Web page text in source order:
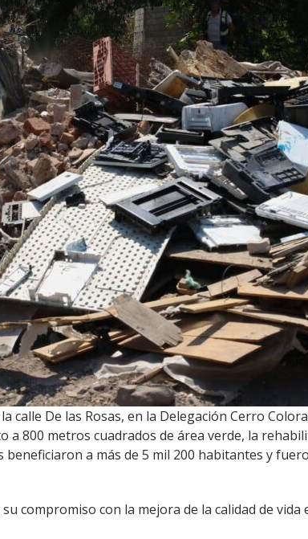
calle De las Rosas, en la Delegación Cerro
800 metros cuadrados de área verde, la
a más de 5 mil 200 habitantes y
compromiso con la mejora de la calidad de